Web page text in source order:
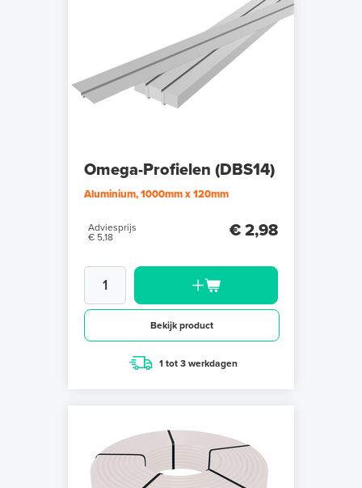
Omega-Profielen (DBS14)
Aluminium, 1000mm x 120mm
Adviesprijs
€ 5,18
€ 2,98
Bekijk product
1 tot 3 werkdagen